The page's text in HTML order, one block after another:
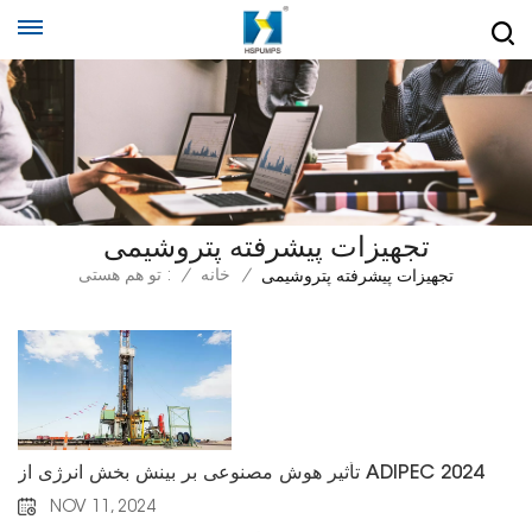
تجهیزات پیشرفته پتروشیمی
تو هم هستی : / خانه / تجهیزات پیشرفته پتروشیمی
تأثیر هوش مصنوعی بر بینش بخش انرژی از ADIPEC 2024
NOV 11, 2024